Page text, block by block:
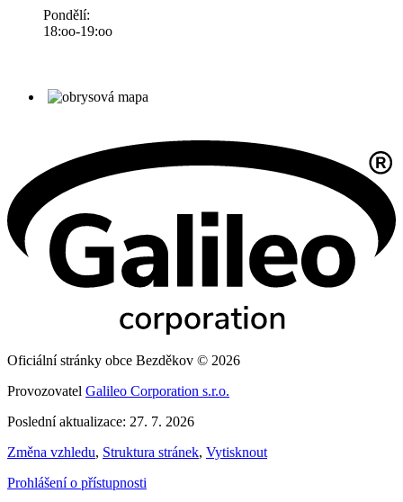
Pondělí:
18:oo-19:oo
Oficiální stránky obce Bezděkov © 2026
Provozovatel Galileo Corporation s.r.o.
Poslední aktualizace: 27. 7. 2026
Změna vzhledu, Struktura stránek, Vytisknout
Prohlášení o přístupnosti